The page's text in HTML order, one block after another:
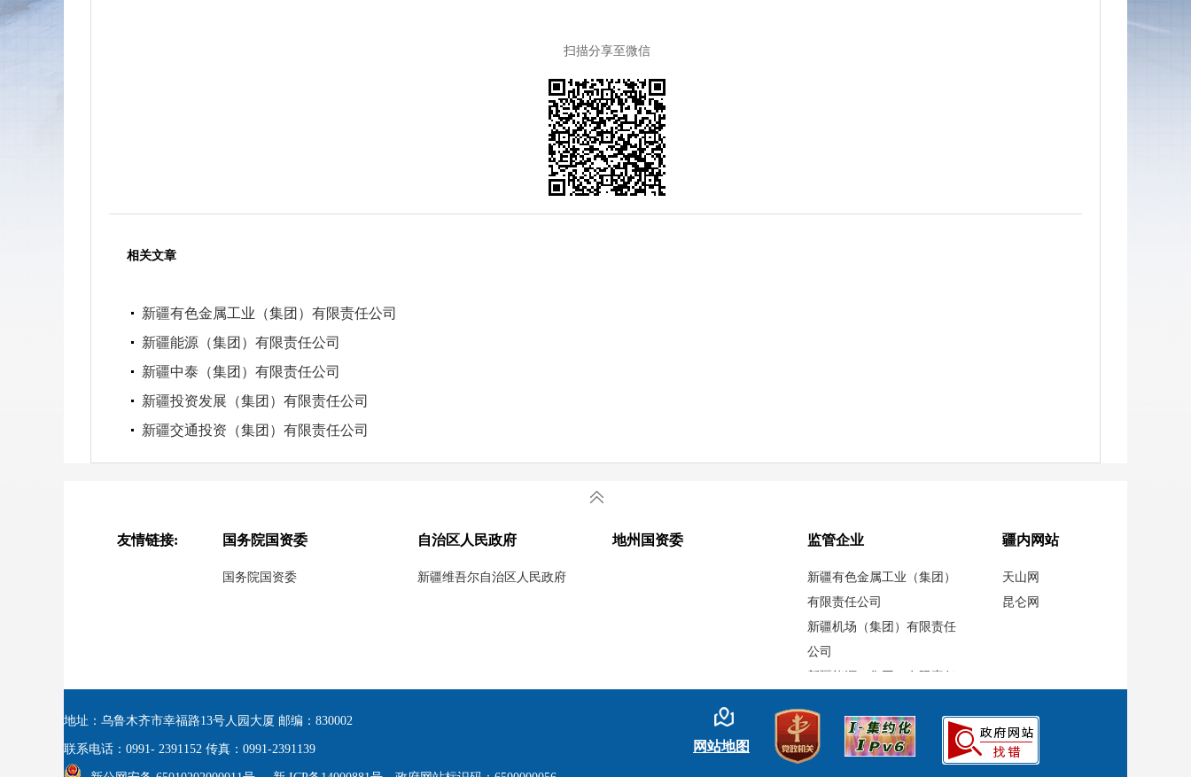
扫描分享至微信
相关文章
新疆有色金属工业（集团）有限责任公司
新疆能源（集团）有限责任公司
新疆中泰（集团）有限责任公司
新疆投资发展（集团）有限责任公司
新疆交通投资（集团）有限责任公司
友情链接: 国务院国资委
国务院国资委
自治区人民政府
新疆维吾尔自治区人民政府
地州国资委 监管企业
新疆有色金属工业（集团）
有限责任公司
新疆机场（集团）有限责任
公司
新疆能源（集团）有限责任
新疆中泰（集团）有限责任
公司
疆内网站
天山网
昆仑网
地址：乌鲁木齐市幸福路13号人园大厦 邮编：830002
联系电话：0991- 2391152 传真：0991-2391139 网站地图